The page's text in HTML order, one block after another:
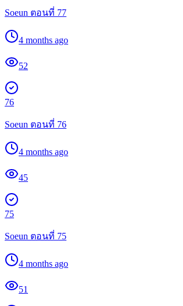
Soeun ตอนที่ 77
4 months ago
52
76
Soeun ตอนที่ 76
4 months ago
45
75
Soeun ตอนที่ 75
4 months ago
51